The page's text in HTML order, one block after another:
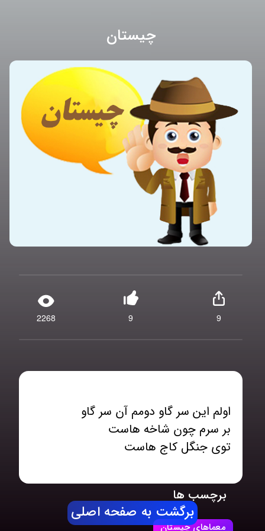
چیستان
2268 9 9
توی جنگل کاج هاست
برچسب ها
معماهای چیستان
برگشت به صفحه اصلی